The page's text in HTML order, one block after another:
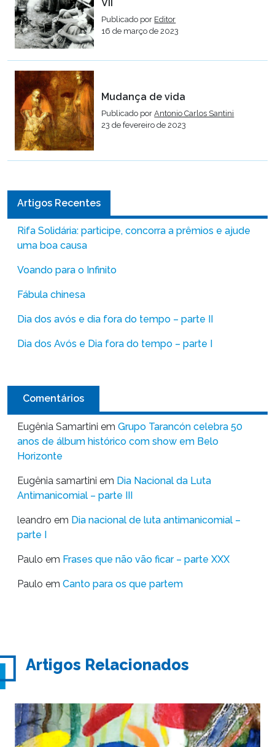
VII
Publicado por Editor
16 de março de 2023
Mudança de vida
Publicado porAntonio Carlos Santini
23 de fevereiro de 2023
Artigos Recentes
Rifa Solidária: participe, concorra a prêmios e ajude
uma boa causa
Voando para o Infinito
Fábula chinesa
Dia dos avós e dia fora do tempo – parte II
Dia dos Avós e Dia fora do tempo – parte I
Comentários
Eugênia Samartini em Grupo Tarancón celebra 50
anos de álbum histórico com show em Belo
Horizonte
Eugênia samartini em Dia Nacional da Luta
Antimanicomial – parte III
leandro em Dia nacional de luta antimanicomial –
parte I
Paulo em Frases que não vão ficar – parte XXX
Paulo em Canto para os que partem
Artigos Relacionados